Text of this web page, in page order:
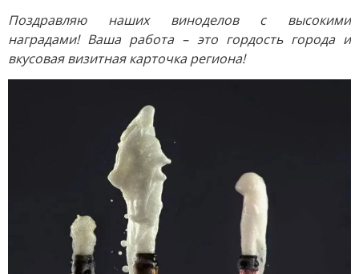
Поздравляю наших виноделов с высокими
наградами! Ваша работа – это гордость города и
вкусовая визитная карточка региона!